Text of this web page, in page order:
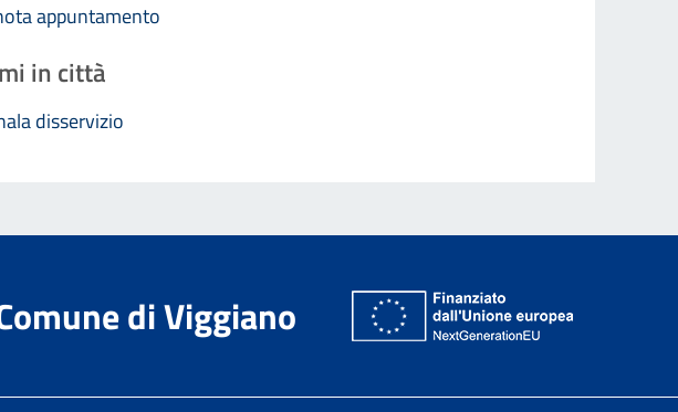
appuntamento
in città
disservizio
di Viggiano